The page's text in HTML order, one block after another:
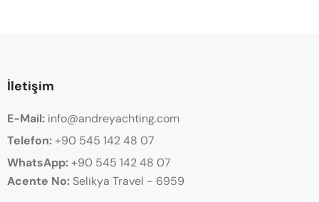
İletişim
E-Mail: info@andreyachting.com
Telefon:+90 545 142 48 07
WhatsApp:+90 545 142 48 07
Acente No: Selikya Travel - 6959